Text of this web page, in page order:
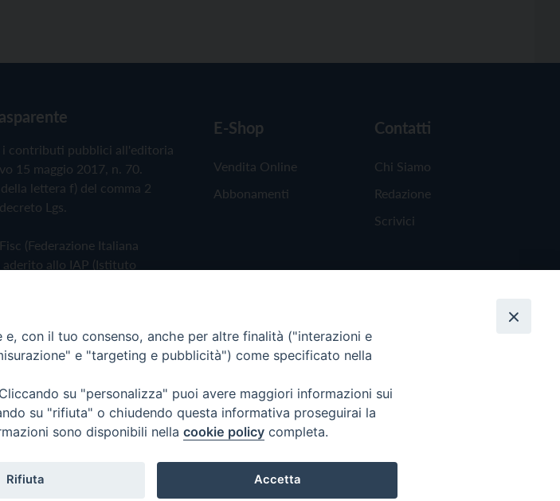
i contributi pubblici all'editoria
15 maggio 2017, n. 70.
lettera f) del comma 2
Lgs.
(Federazione Italiana
allo IAP (Istituto
Policy
E-Shop
Vendita Online
Abbonamenti
Contatti
Chi Siamo
Redazione
Scrivici
con il tuo consenso, anche per altre finalità ("interazioni e
e "targeting e pubblicità") come specificato nella
su "personalizza" puoi avere maggiori informazioni sui
su "rifiuta" o chiudendo questa informativa proseguirai la
sono disponibili nella cookie policy completa.
Rifiuta Accetta